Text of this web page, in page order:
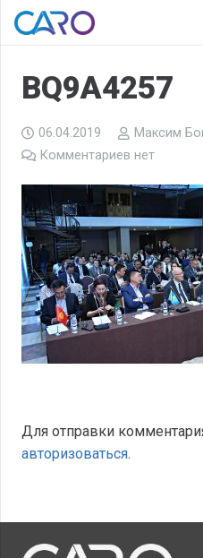
BQ9A4257
06.04.2019
Максим
Комментариев нет
Для отправки
авторизоваться.